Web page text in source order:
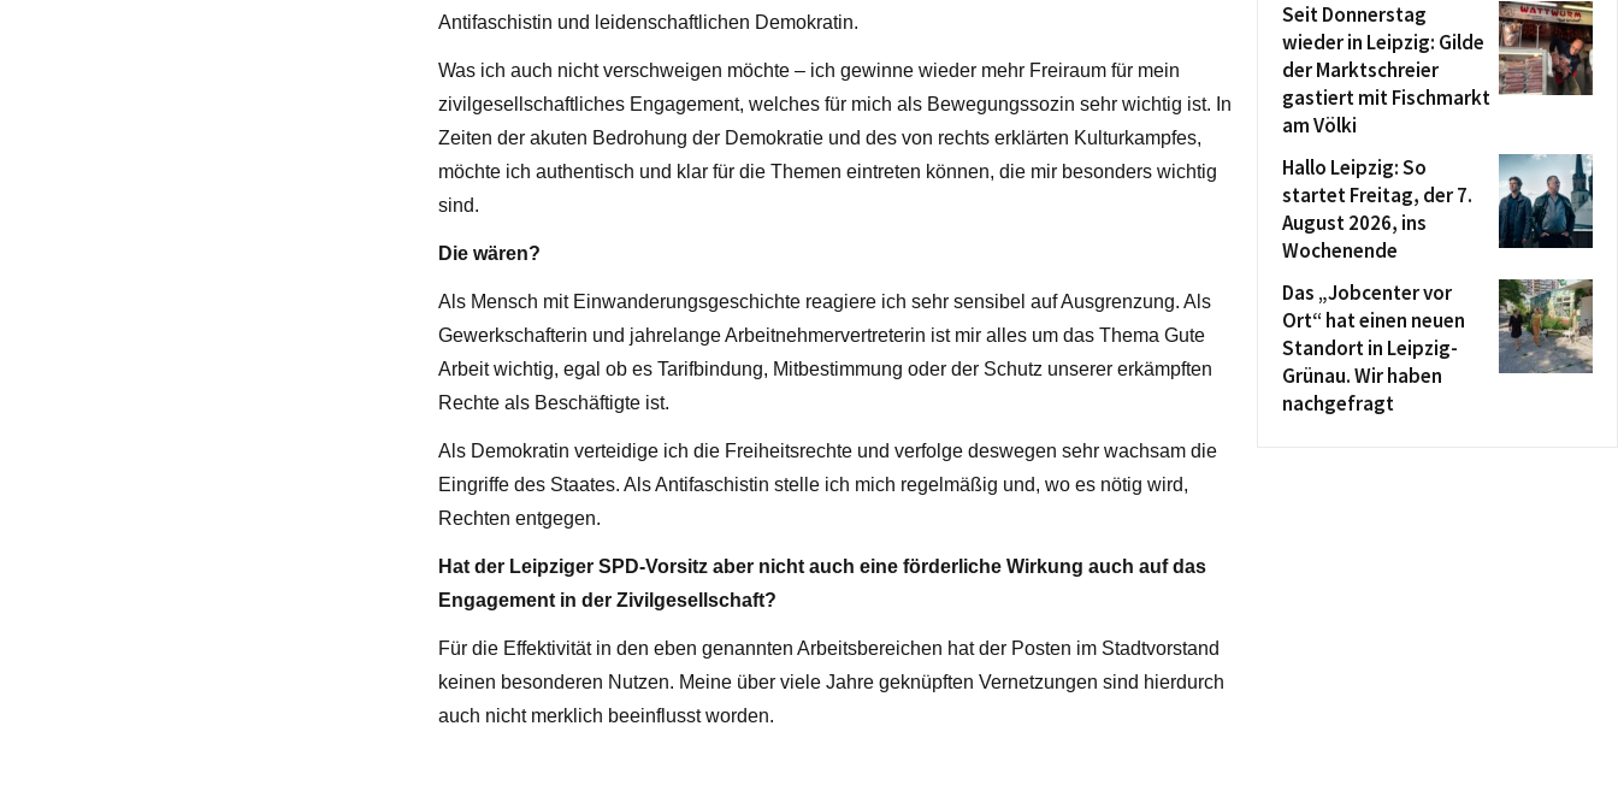
Antifaschistin und leidenschaftlichen Demokratin.
Was ich auch nicht verschweigen möchte – ich gewinne wieder mehr Freiraum für mein
zivilgesellschaftliches Engagement, welches für mich als Bewegungssozin sehr wichtig ist. In
Zeiten der akuten Bedrohung der Demokratie und des von rechts erklärten Kulturkampfes,
möchte ich authentisch und klar für die Themen eintreten können, die mir besonders wichtig
sind.
Die wären?
Als Mensch mit Einwanderungsgeschichte reagiere ich sehr sensibel auf Ausgrenzung. Als
Gewerkschafterin und jahrelange Arbeitnehmervertreterin ist mir alles um das Thema Gute
Arbeit wichtig, egal ob es Tarifbindung, Mitbestimmung oder der Schutz unserer erkämpften
Rechte als Beschäftigte ist.
Als Demokratin verteidige ich die Freiheitsrechte und verfolge deswegen sehr wachsam die
Eingriffe des Staates. Als Antifaschistin stelle ich mich regelmäßig und, wo es nötig wird,
Rechten entgegen.
Hat der Leipziger SPD-Vorsitz aber nicht auch eine förderliche Wirkung auch auf das
Engagement in der Zivilgesellschaft?
Für die Effektivität in den eben genannten Arbeitsbereichen hat der Posten im Stadtvorstand
keinen besonderen Nutzen. Meine über viele Jahre geknüpften Vernetzungen sind hierdurch
auch nicht merklich beeinflusst worden.
Seit Donnerstag
wieder in Leipzig: Gilde
der Marktschreier
gastiert mit Fischmarkt
am Völki
Hallo Leipzig: So
startet Freitag, der 7.
August 2026, ins
Wochenende
Das „Jobcenter vor
Ort“ hat einen neuen
Standort in Leipzig-
Grünau. Wir haben
nachgefragt